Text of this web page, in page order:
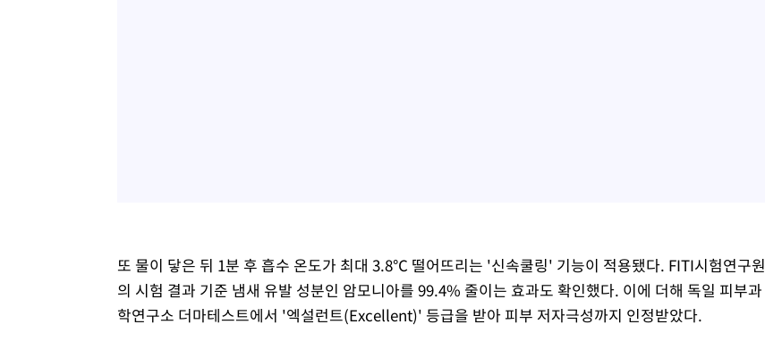
또 물이 닿은 뒤 1분 후 흡수 온도가 최대 3.8℃ 떨어뜨리는 '신속쿨링' 기능이 적용됐다. FITI시험연구원
의 시험 결과 기준 냄새 유발 성분인 암모니아를 99.4% 줄이는 효과도 확인했다. 이에 더해 독일 피부과
학연구소 더마테스트에서 '엑설런트(Excellent)' 등급을 받아 피부 저자극성까지 인정받았다.